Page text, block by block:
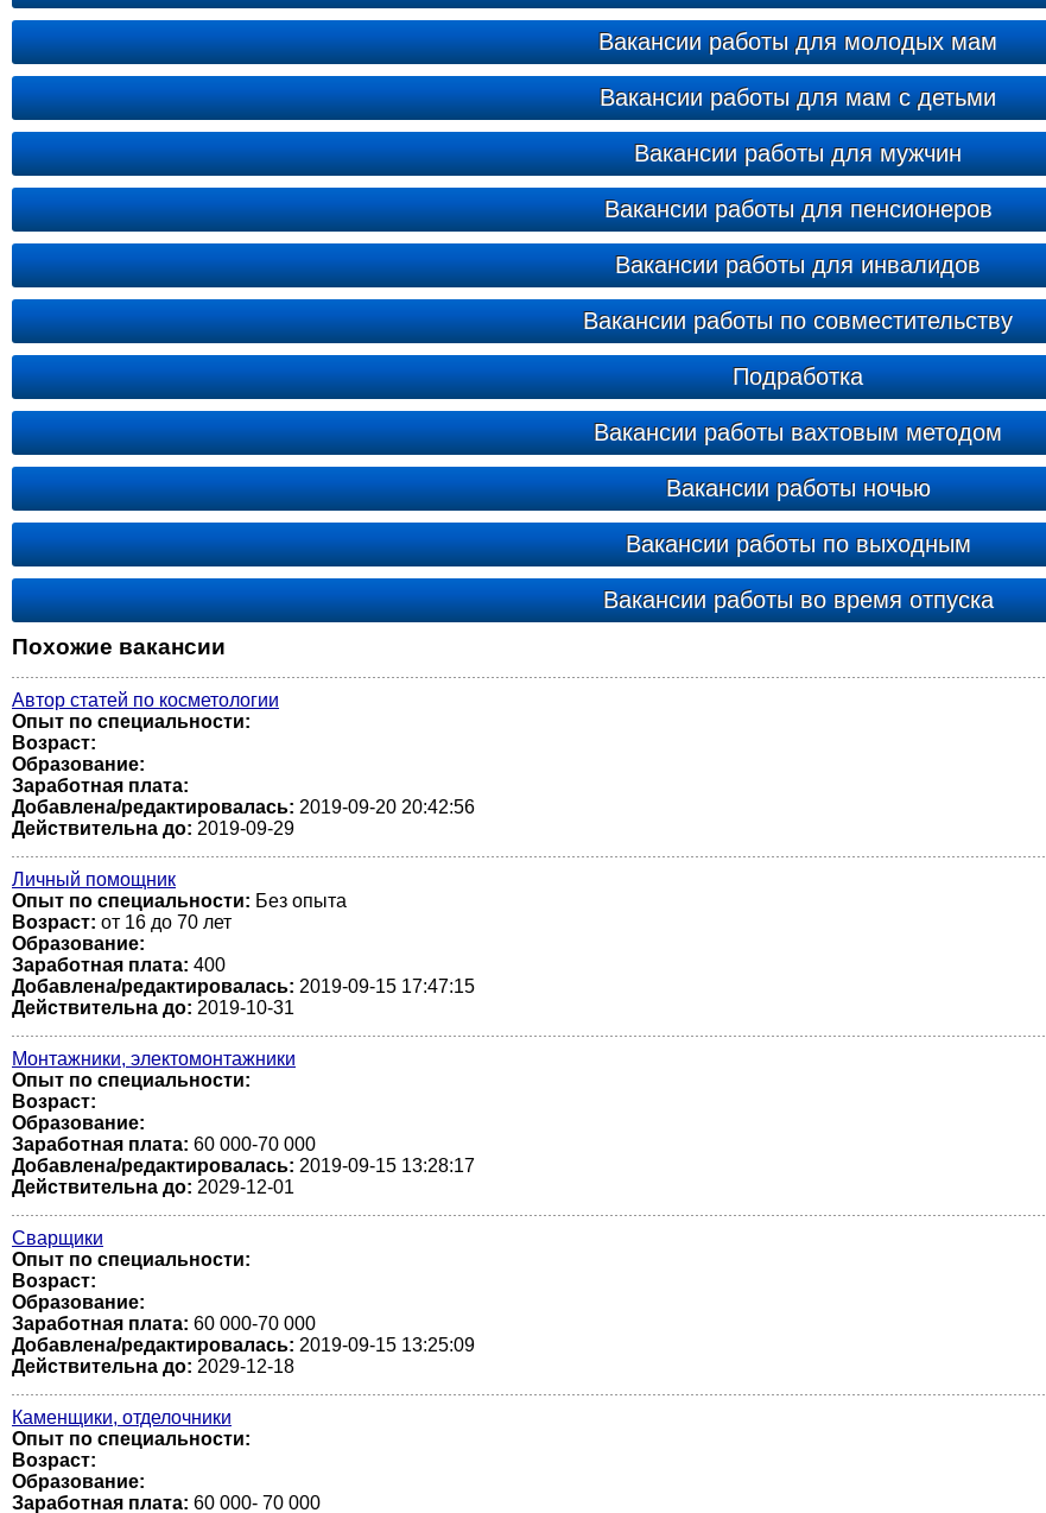
Вакансии работы для молодых мам
Вакансии работы для мам с детьми
Вакансии работы для мужчин
Вакансии работы для пенсионеров
Вакансии работы для инвалидов
Вакансии работы по совместительству
Подработка
Вакансии работы вахтовым методом
Вакансии работы ночью
Вакансии работы по выходным
Вакансии работы во время отпуска
Похожие вакансии
Автор статей по косметологии
Опыт по специальности:
Возраст:
Образование:
Заработная плата:
Добавлена/редактировалась: 2019-09-20 20:42:56
Действительна до: 2019-09-29
Личный помощник
Опыт по специальности: Без опыта
Возраст: от 16 до 70 лет
Образование:
Заработная плата: 400
Добавлена/редактировалась: 2019-09-15 17:47:15
Действительна до: 2019-10-31
Монтажники, электомонтажники
Опыт по специальности:
Возраст:
Образование:
Заработная плата: 60 000-70 000
Добавлена/редактировалась: 2019-09-15 13:28:17
Действительна до: 2029-12-01
Сварщики
Опыт по специальности:
Возраст:
Образование:
Заработная плата: 60 000-70 000
Добавлена/редактировалась: 2019-09-15 13:25:09
Действительна до: 2029-12-18
Каменщики, отделочники
Опыт по специальности:
Возраст:
Образование:
Заработная плата: 60 000- 70 000